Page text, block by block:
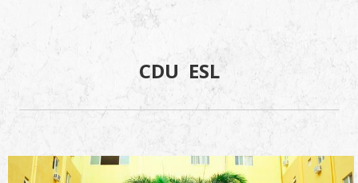
CDU ESL